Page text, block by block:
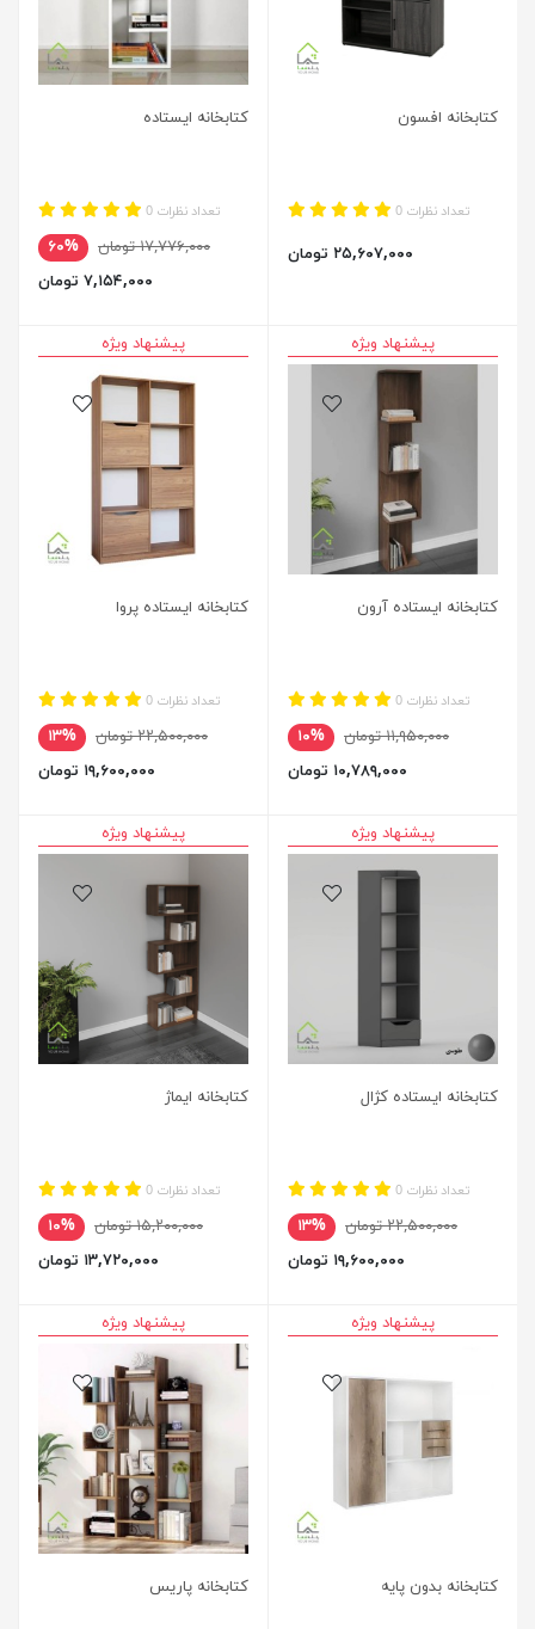
کتابخانه افسون
تعداد نظرات 0
۲۵,۶۰۷,۰۰۰ تومان
کتابخانه ایستاده
تعداد نظرات 0
۱۷,۷۷۶,۰۰۰ تومان
۶۰%
۷,۱۵۴,۰۰۰ تومان
پیشنهاد ویژه
کتابخانه ایستاده آرون
تعداد نظرات 0
۱۱,۹۵۰,۰۰۰ تومان
۱۰%
۱۰,۷۸۹,۰۰۰ تومان
پیشنهاد ویژه
کتابخانه ایستاده پروا
تعداد نظرات 0
۲۲,۵۰۰,۰۰۰ تومان
۱۳%
۱۹,۶۰۰,۰۰۰ تومان
پیشنهاد ویژه
کتابخانه ایستاده کژال
تعداد نظرات 0
۲۲,۵۰۰,۰۰۰ تومان
۱۳%
۱۹,۶۰۰,۰۰۰ تومان
پیشنهاد ویژه
کتابخانه ایماژ
تعداد نظرات 0
۱۵,۲۰۰,۰۰۰ تومان
۱۰%
۱۳,۷۲۰,۰۰۰ تومان
پیشنهاد ویژه
کتابخانه بدون پایه
پیشنهاد ویژه
کتابخانه پاریس